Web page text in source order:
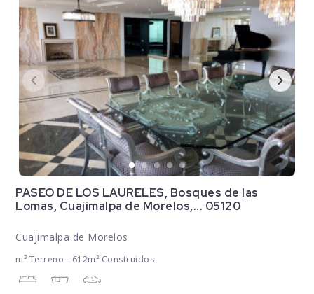
PASEO DE LOS LAURELES, Bosques de las
Lomas, Cuajimalpa de Morelos,... 05120
Cuajimalpa de Morelos
m² Terreno - 612m² Construidos